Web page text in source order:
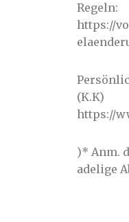
Regeln:
https://
(K.K)
https://
)* Anm.
adelige